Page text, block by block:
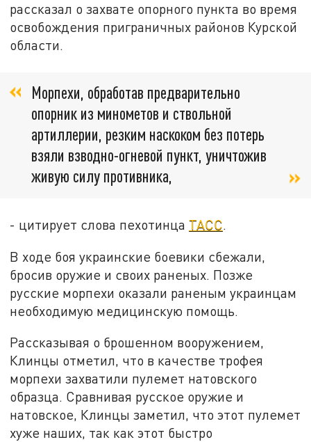
рассказал о захвате опорного пункта во время
освобождения приграничных районов Курской
области.
Морпехи, обработав предварительно
опорник из минометов и ствольной
артиллерии, резким наскоком без потерь
взяли взводно-огневой пункт, уничтожив
живую силу противника,
- цитирует слова пехотинца ТАСС.
В ходе боя украинские боевики сбежали,
бросив оружие и своих раненых. Позже
русские морпехи оказали раненым украинцам
необходимую медицинскую помощь.
Рассказывая о брошенном вооружением,
Клинцы отметил, что в качестве трофея
морпехи захватили пулемет натовского
образца. Сравнивая русское оружие и
натовское, Клинцы заметил, что этот пулемет
хуже наших, так как этот быстро